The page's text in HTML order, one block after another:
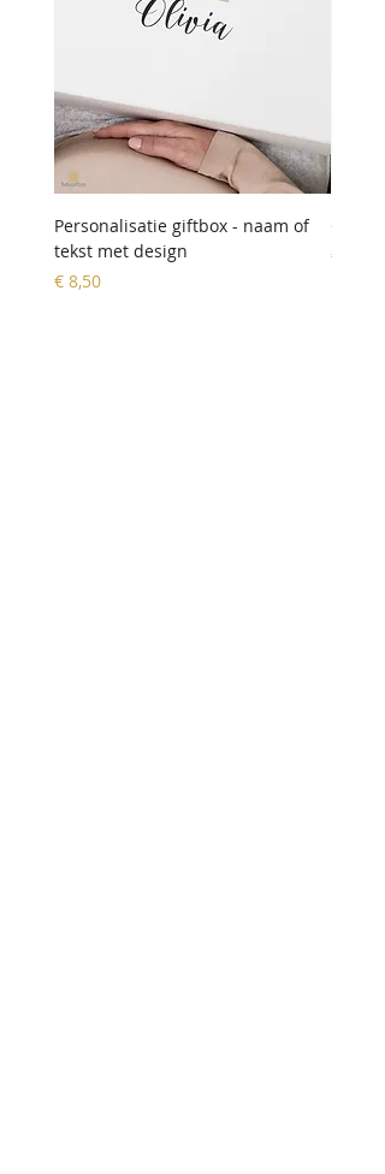
Personalisatie giftbox - naam of
tekst met design
Prijs
€ 8,50
Prijs
€ 9,90